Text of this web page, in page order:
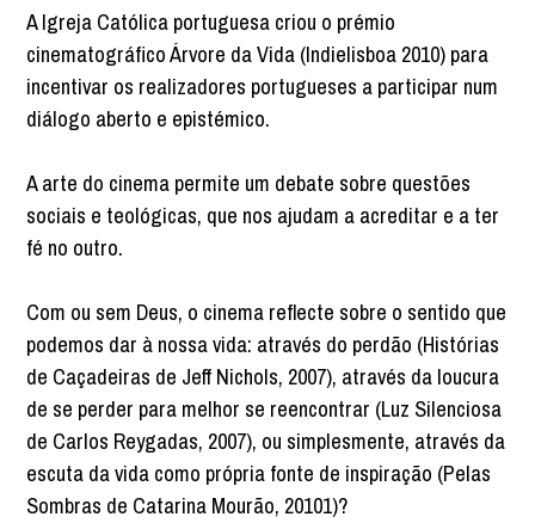
A Igreja Católica portuguesa criou o prémio
cinematográfico Árvore da Vida (Indielisboa 2010) para
incentivar os realizadores portugueses a participar num
diálogo aberto e epistémico.
A arte do cinema permite um debate sobre questões
sociais e teológicas, que nos ajudam a acreditar e a ter
fé no outro.
Com ou sem Deus, o cinema reflecte sobre o sentido que
podemos dar à nossa vida: através do perdão (Histórias
de Caçadeiras de Jeff Nichols, 2007), através da loucura
de se perder para melhor se reencontrar (Luz Silenciosa
de Carlos Reygadas, 2007), ou simplesmente, através da
escuta da vida como própria fonte de inspiração (Pelas
Sombras de Catarina Mourão, 20101)?